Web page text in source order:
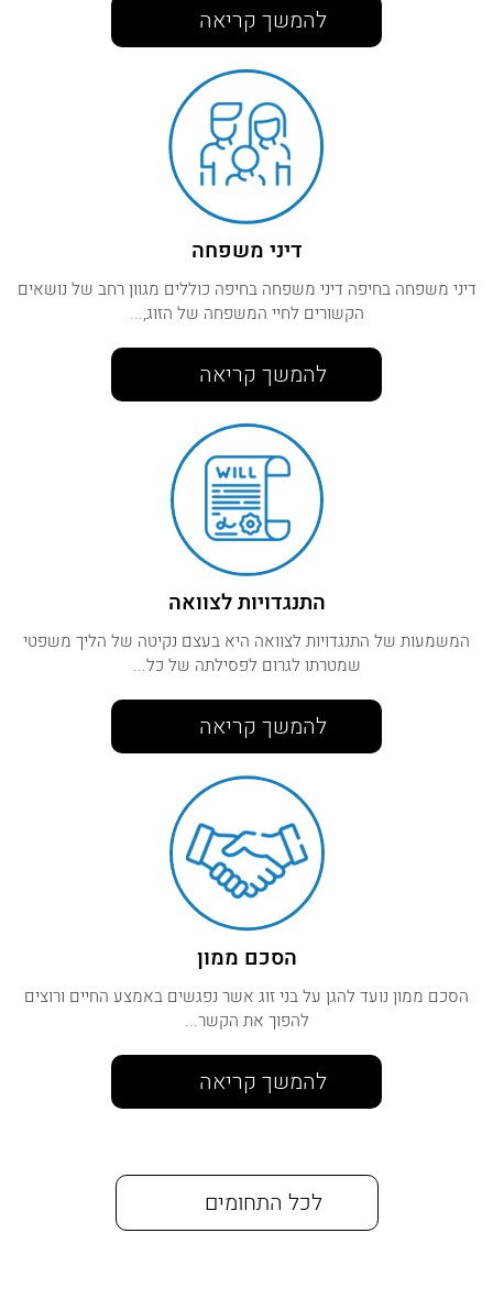
להמשך קריאה
דיני משפחה
דיני משפחה בחיפה דיני משפחה בחיפה כוללים מגוון רחב של נושאים
הקשורים לחיי המשפחה של הזוג,...
להמשך קריאה
התנגדויות לצוואה
המשמעות של התנגדויות לצוואה היא בעצם נקיטה של הליך משפטי
שמטרתו לגרום לפסילתה של כל...
להמשך קריאה
הסכם ממון
הסכם ממון נועד להגן על בני זוג אשר נפגשים באמצע החיים ורוצים
להפוך את הקשר...
להמשך קריאה
לכל התחומים